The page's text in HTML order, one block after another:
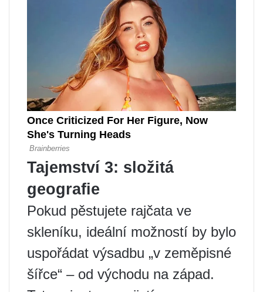
Tajemství 3: složitá
geografie
Pokud pěstujete rajčata ve
skleníku, ideální možností by bylo
uspořádat výsadbu „v zeměpisné
šířce“ – od východu na západ.